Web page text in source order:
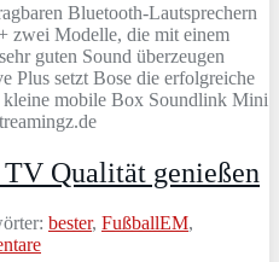
Bluetooth-Lautsprechern
zwei Modelle, die mit einem
guten Sound überzeugen
Plus setzt Bose die erfolgreiche
mobile Box Soundlink Mini
Qualität genießen
bester, FußballEM,